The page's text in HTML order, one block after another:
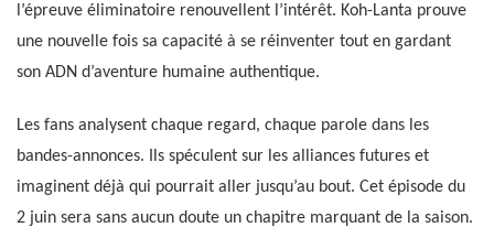
l’épreuve éliminatoire renouvellent l’intérêt. Koh-Lanta prouve
une nouvelle fois sa capacité à se réinventer tout en gardant
son ADN d’aventure humaine authentique.
Les fans analysent chaque regard, chaque parole dans les
bandes-annonces. Ils spéculent sur les alliances futures et
imaginent déjà qui pourrait aller jusqu’au bout. Cet épisode du
2 juin sera sans aucun doute un chapitre marquant de la saison.